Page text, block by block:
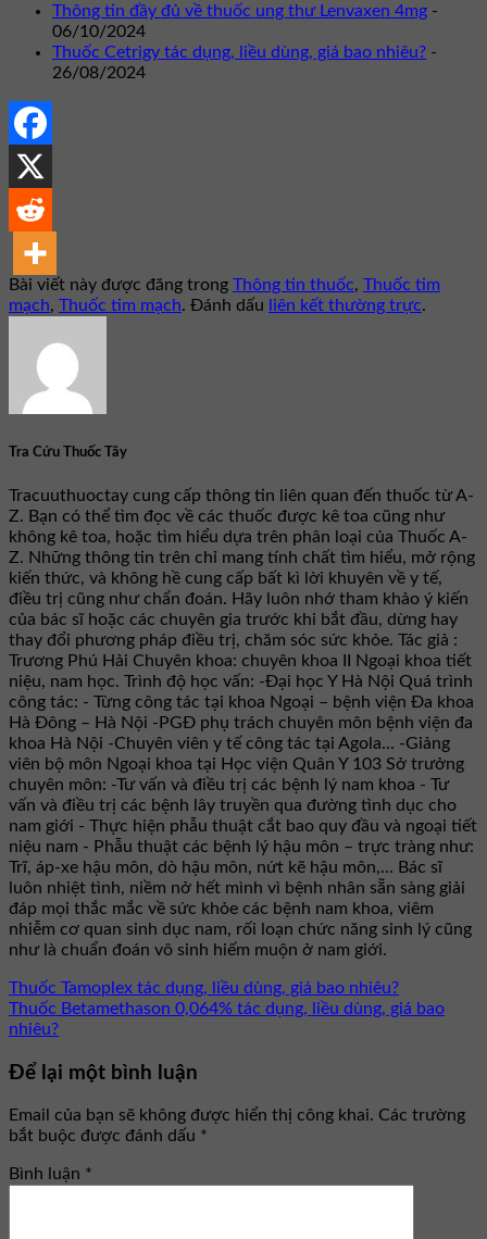
Thông tin đầy đủ về thuốc ung thư Lenvaxen 4mg -
06/10/2024
Thuốc Cetrigy tác dụng, liều dùng, giá bao nhiêu? -
26/08/2024
Bài viết này được đăng trong Thông tin thuốc, Thuốc tim
mạch, Thuốc tim mạch. Đánh dấu liên kết thường trực.
Tra Cứu Thuốc Tây
Tracuuthuoctay cung cấp thông tin liên quan đến thuốc từ A-
Z. Bạn có thể tìm đọc về các thuốc được kê toa cũng như
không kê toa, hoặc tìm hiểu dựa trên phân loại của Thuốc A-
Z. Những thông tin trên chỉ mang tính chất tìm hiểu, mở rộng
kiến thức, và không hề cung cấp bất kì lời khuyên về y tế,
điều trị cũng như chẩn đoán. Hãy luôn nhớ tham khảo ý kiến
của bác sĩ hoặc các chuyên gia trước khi bắt đầu, dừng hay
thay đổi phương pháp điều trị, chăm sóc sức khỏe. Tác giả :
Trương Phú Hải Chuyên khoa: chuyên khoa II Ngoại khoa tiết
niệu, nam học. Trình độ học vấn: -Đại học Y Hà Nội Quá trình
công tác: - Từng công tác tại khoa Ngoại – bệnh viện Đa khoa
Hà Đông – Hà Nội -PGĐ phụ trách chuyên môn bệnh viện đa
khoa Hà Nội -Chuyên viên y tế công tác tại Agola... -Giảng
viên bộ môn Ngoại khoa tại Học viện Quân Y 103 Sở trưởng
chuyên môn: -Tư vấn và điều trị các bệnh lý nam khoa - Tư
vấn và điều trị các bệnh lây truyền qua đường tình dục cho
nam giới - Thực hiện phẫu thuật cắt bao quy đầu và ngoại tiết
niệu nam - Phẫu thuật các bệnh lý hậu môn – trực tràng như:
Trĩ, áp-xe hậu môn, dò hậu môn, nứt kẽ hậu môn,... Bác sĩ
luôn nhiệt tình, niềm nở hết mình vì bệnh nhân sẵn sàng giải
đáp mọi thắc mắc về sức khỏe các bệnh nam khoa, viêm
nhiễm cơ quan sinh dục nam, rối loạn chức năng sinh lý cũng
như là chuẩn đoán vô sinh hiếm muộn ở nam giới.
Thuốc Tamoplex tác dụng, liều dùng, giá bao nhiêu?
Thuốc Betamethason 0,064% tác dụng, liều dùng, giá bao
nhiêu?
Để lại một bình luận
Email của bạn sẽ không được hiển thị công khai. Các trường
bắt buộc được đánh dấu *
Bình luận *